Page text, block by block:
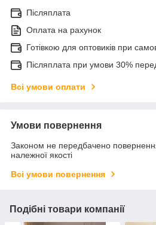
Післяплата
Оплата на рахунок
Готівкою для оптовиків при
Післяплата при умови 30%
Всі умови оплати
Умови повернення
Законом не передбачено
належної якості
Всі умови повернення
Подібні товари компанії